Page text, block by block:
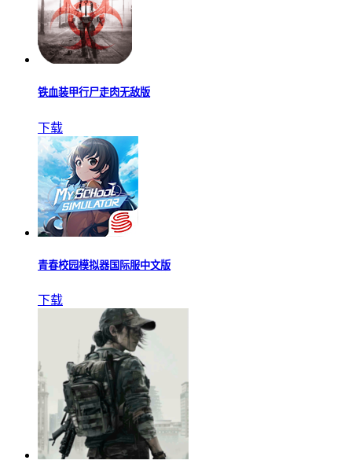
铁血装甲行尸走肉无敌版
下载
青春校园模拟器国际服中文版
下载